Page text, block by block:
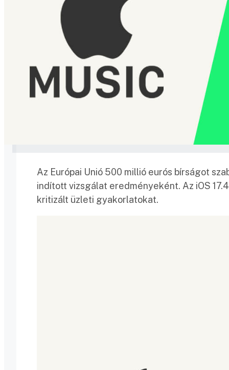
Az Európai Unió 500 millió eurós bírságot
indított vizsgálat eredményeként. Az iOS
kritizált üzleti gyakorlatokat.